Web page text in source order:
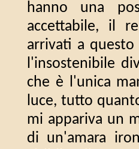
hanno una
accettabile, il
arrivati a
l'insostenibile
che è l'unica
luce, tutto
mi appariva un
di un'amara